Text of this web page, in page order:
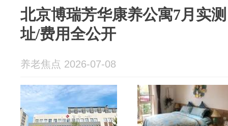
北京博瑞芳华康养公寓7月实
址/费用全公开
养老焦点 2026-07-08